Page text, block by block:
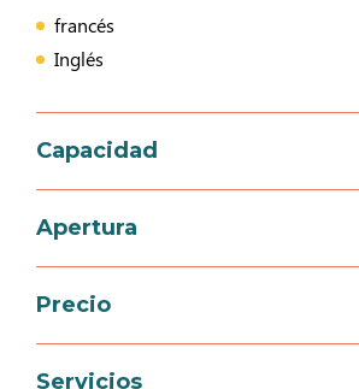
francés
Inglés
Capacidad
Capacidad de acogida total : 2
Apertura
Apertura del 01 abril 2026 al 30
2026
Precio
Servicios